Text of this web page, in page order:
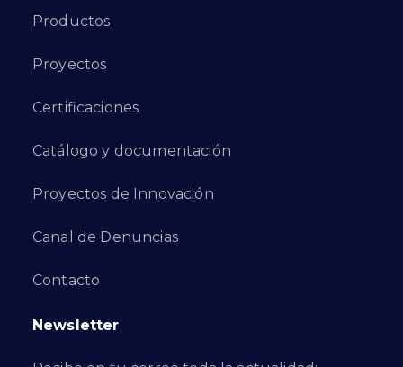
Productos
Proyectos
Certificaciones
Catálogo y documentación
Proyectos de Innovación
Canal de Denuncias
Contacto
Newsletter